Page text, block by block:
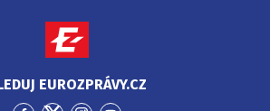
EUROZPRÁVY.CZ